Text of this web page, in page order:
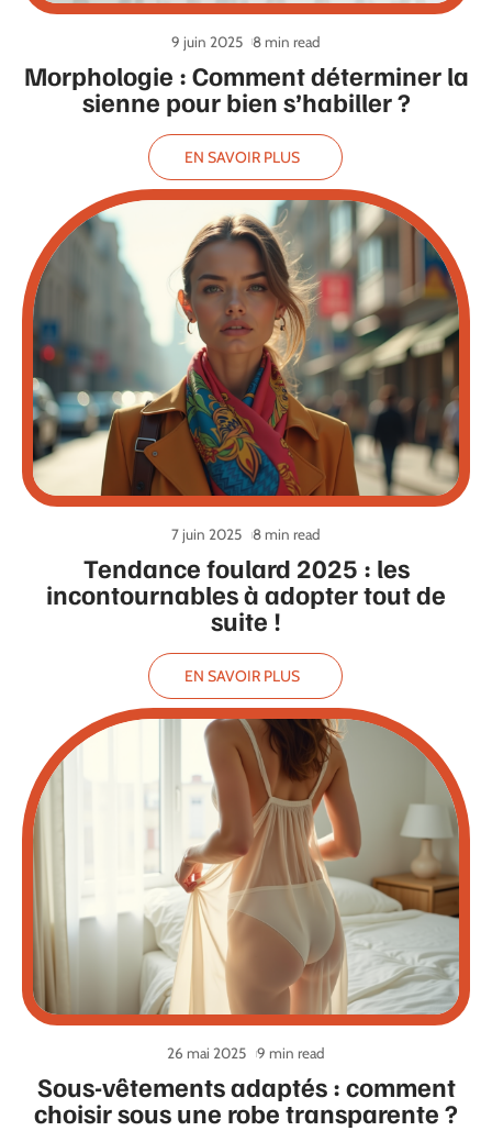
Morphologie : Comment déterminer la
sienne pour bien s’habiller ?
9 juin 2025 8 min read
EN SAVOIR PLUS
Tendance foulard 2025 : les
incontournables à adopter tout de
suite !
7 juin 2025 8 min read
EN SAVOIR PLUS
Sous-vêtements adaptés : comment
choisir sous une robe transparente ?
26 mai 2025 9 min read